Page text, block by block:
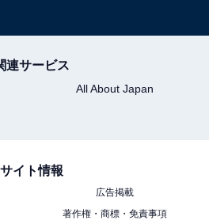
連サービス
All About Japan
サイト情報
広告掲載
著作権・商標・免責事項